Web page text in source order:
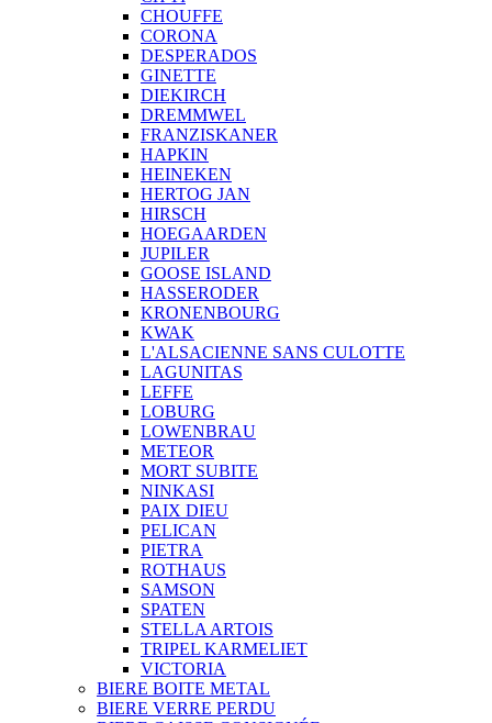
CHOUFFE
CORONA
DESPERADOS
GINETTE
DIEKIRCH
DREMMWEL
FRANZISKANER
HAPKIN
HEINEKEN
HERTOG JAN
HIRSCH
HOEGAARDEN
JUPILER
GOOSE ISLAND
HASSERODER
KRONENBOURG
KWAK
L'ALSACIENNE SANS CULOTTE
LAGUNITAS
LEFFE
LOBURG
LOWENBRAU
METEOR
MORT SUBITE
NINKASI
PAIX DIEU
PELICAN
PIETRA
ROTHAUS
SAMSON
SPATEN
STELLA ARTOIS
TRIPEL KARMELIET
VICTORIA
BIERE BOITE METAL
BIERE VERRE PERDU